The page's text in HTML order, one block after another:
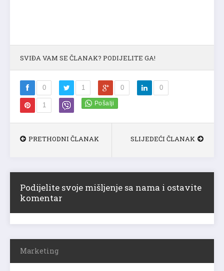
SVIĐA VAM SE ČLANAK? PODIJELITE GA!
0 1 0 0
1
PRETHODNI ČLANAK SLIJEDEĆI ČLANAK
Podijelite svoje mišljenje sa nama i ostavite
komentar
Marketing